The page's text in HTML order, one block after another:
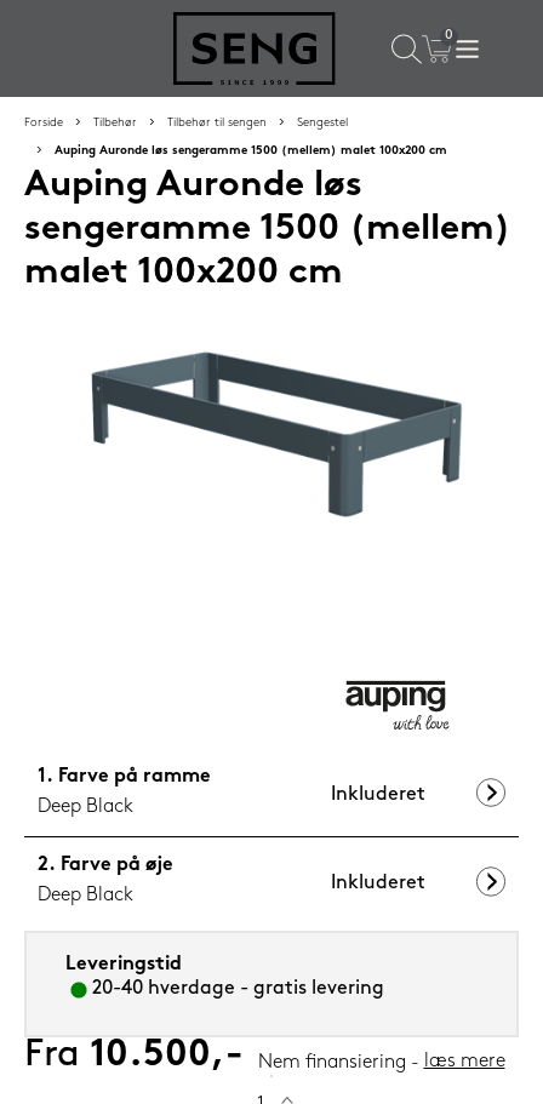
Populære valg til dig
Silvana Support hovedpude 50x65 cm Flourine (blå)
Forside Tilbehør Tilbehør til sengen Sengestel
Auping Auronde løs sengeramme 1500 (mellem) malet 100x200 cm
Auping Auronde løs
sengeramme 1500 (mellem)
malet 100x200 cm
Farve på ramme
Deep Black
Inkluderet
Farve på øje
Deep Black
Inkluderet
Leveringstid
20-40 hverdage - gratis levering
Fra 10.500,- Nem finansiering læs mere